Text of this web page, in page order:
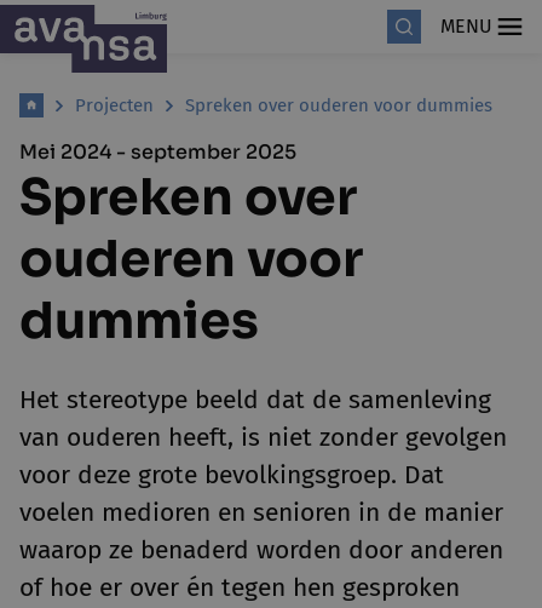
MENU
Projecten Spreken over ouderen voor dummies
Mei 2024 - september 2025
Spreken over
ouderen voor
dummies
Het stereotype beeld dat de samenleving
van ouderen heeft, is niet zonder gevolgen
voor deze grote bevolkingsgroep. Dat
voelen medioren en senioren in de manier
waarop ze benaderd worden door anderen
of hoe er over én tegen hen gesproken